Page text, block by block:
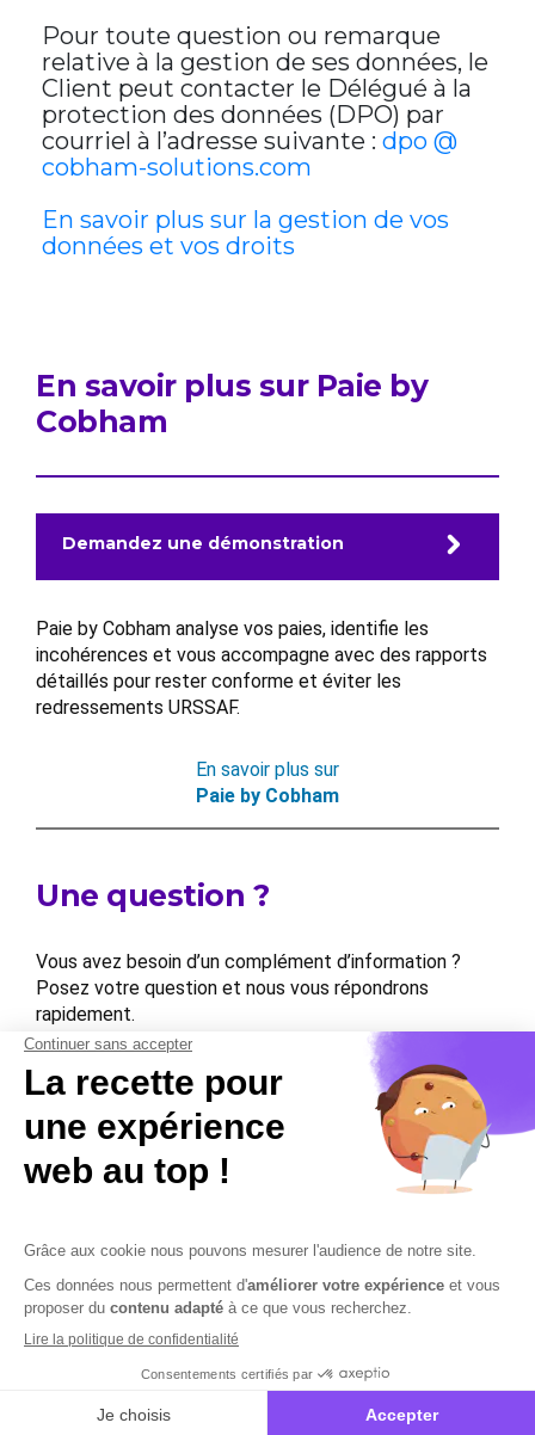
Pour toute question ou remarque
relative à la gestion de ses données, le
Client peut contacter le Délégué à la
protection des données (DPO) par
courriel à l’adresse suivante : dpo @
cobham-solutions.com
En savoir plus sur la gestion de vos
données et vos droits
En savoir plus sur Paie by
Cobham
Demandez une démonstration
Paie by Cobham analyse vos paies, identifie les
incohérences et vous accompagne avec des rapports
détaillés pour rester conforme et éviter les
redressements URSSAF.
En savoir plus sur
Paie by Cobham
Une question ?
Vous avez besoin d’un complément d’information ?
Posez votre question et nous vous répondrons
rapidement.
Contactez-nous
Contactez-nous Mentions légales
Plan du site
Sécurisation des données
Conditions Générales de Vente et d’Utilisation
Copyright © 2026 Cobham Solutions | Logiciel de conformité et
performance en PAIE, DSN et RH – Tous droits réservés